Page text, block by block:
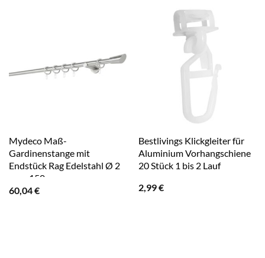
Mydeco Maß-
Gardinenstange mit
Endstück Rag Edelstahl Ø 2
cm x 150 cm
60,04€
Bestlivings Klickgleiter für
Aluminium Vorhangschiene
20 Stück 1 bis 2 Lauf
2,99€